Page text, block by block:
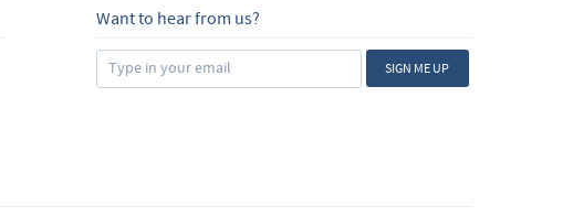
Want to hear from us?
SIGN ME UP